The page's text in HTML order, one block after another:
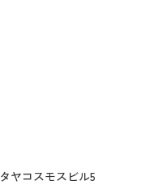
ヤコスモスビル5